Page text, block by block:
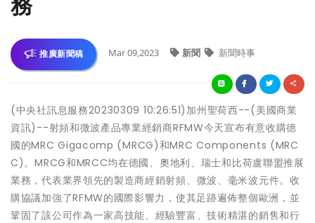
推廣新聞稿 Mar 09,2023 新聞 新聞時事
(中央社訊息服務20230309 10:26:51)加州聖荷西--(美國商業
資訊)--射頻和微波產品專業經銷商RFMW今天宣布有意收購德
國的MRC Gigacomp (MRCG)和MRC Components (MRC
C)。MRCG和MRCC均在德國、奧地利、瑞士和比荷盧聯盟推展
業務，代表業界領先的製造商經銷射頻、微波、毫米波元件。收
購協議加強了RFMW的國際影響力，使其足跡遍佈整個歐洲，並
鞏固了該公司作為一家高技能、經驗豐富、技術精湛的銷售和行